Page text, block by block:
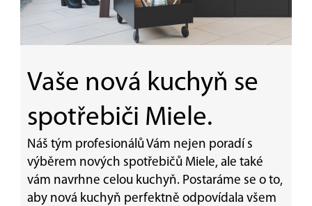
Vaše nová kuchyň se
spotřebiči Miele.
Náš tým profesionálů Vám nejen poradí s
výběrem nových spotřebičů Miele, ale také
vám navrhne celou kuchyň. Postaráme se o to,
aby nová kuchyň perfektně odpovídala všem